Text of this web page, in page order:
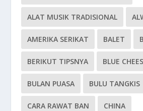
ALAT MUSIK TRADISIONAL
AMERIKA SERIKAT BALET
BERIKUT TIPSNYA BLUE
BULAN PUASA BULU TANGKIS
CARA RAWAT BAN CHINA